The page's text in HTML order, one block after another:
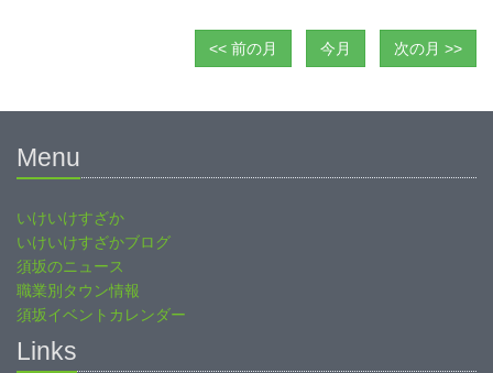
<< 前の月 今月 次の月 >>
Menu
いけいけすざか
いけいけすざかブログ
須坂のニュース
職業別タウン情報
須坂イベントカレンダー
Links